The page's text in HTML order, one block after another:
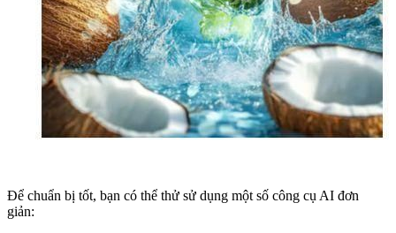
Để chuẩn bị tốt, bạn có thể thử sử dụng một số công cụ AI đơn
giản: